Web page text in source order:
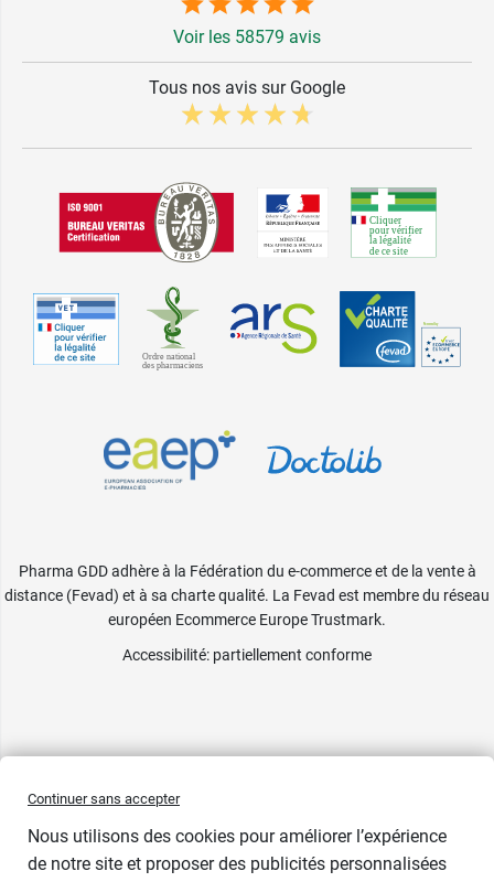
Voir les 58579 avis
Tous nos avis sur Google
Pharma GDD adhère à la Fédération du e-commerce et de la vente à
distance (Fevad) et à sa charte qualité. La Fevad est membre du réseau
européen Ecommerce Europe Trustmark.
Accessibilité: partiellement conforme
Continuer sans accepter
Nous utilisons des cookies pour améliorer l’expérience
de notre site et proposer des publicités personnalisées